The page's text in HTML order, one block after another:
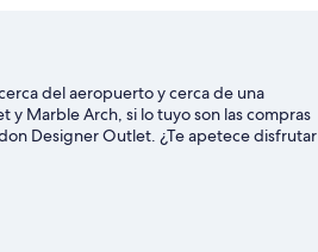
del aeropuerto y cerca de una
Marble Arch, si lo tuyo son las compras
Designer Outlet. ¿Te apetece disfrutar
Estadio de fútbol Wembley Stadium. Los